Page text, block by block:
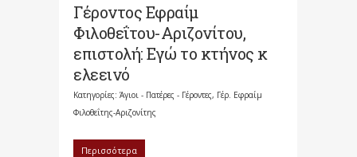
Γέροντος Εφραίμ
Φιλοθεΐτου-Αριζονίτου,
επιστολή: Εγώ το κτήνος κ
ελεεινό
Κατηγορίες: Άγιοι - Πατέρες - Γέροντες, Γέρ. Εφραίμ
Φιλοθεΐτης-Αριζονίτης
Περισσότερα